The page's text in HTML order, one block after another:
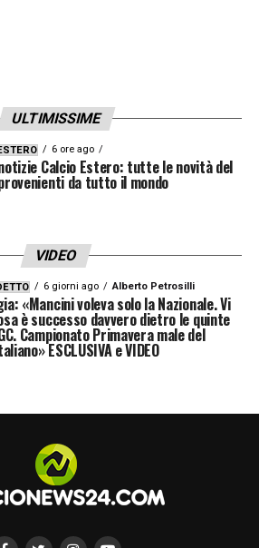
ULTIMISSIME
6 ore ago
Calcio Estero: tutte le novità del
da tutto il mondo
VIDEO
6 giorni ago Alberto Petrosilli
«Mancini voleva solo la Nazionale. Vi
è successo davvero dietro le quinte
Campionato Primavera male del
ESCLUSIVA e VIDEO